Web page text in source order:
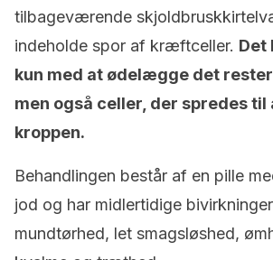
tilbageværende
indeholde spor af kræftceller. Det
kun med at ødelægge det
men også celler, der spredes til
kroppen.
Behandlingen består af en pille
jod og har midlertidige
mundtørhed, let smagsløshed,